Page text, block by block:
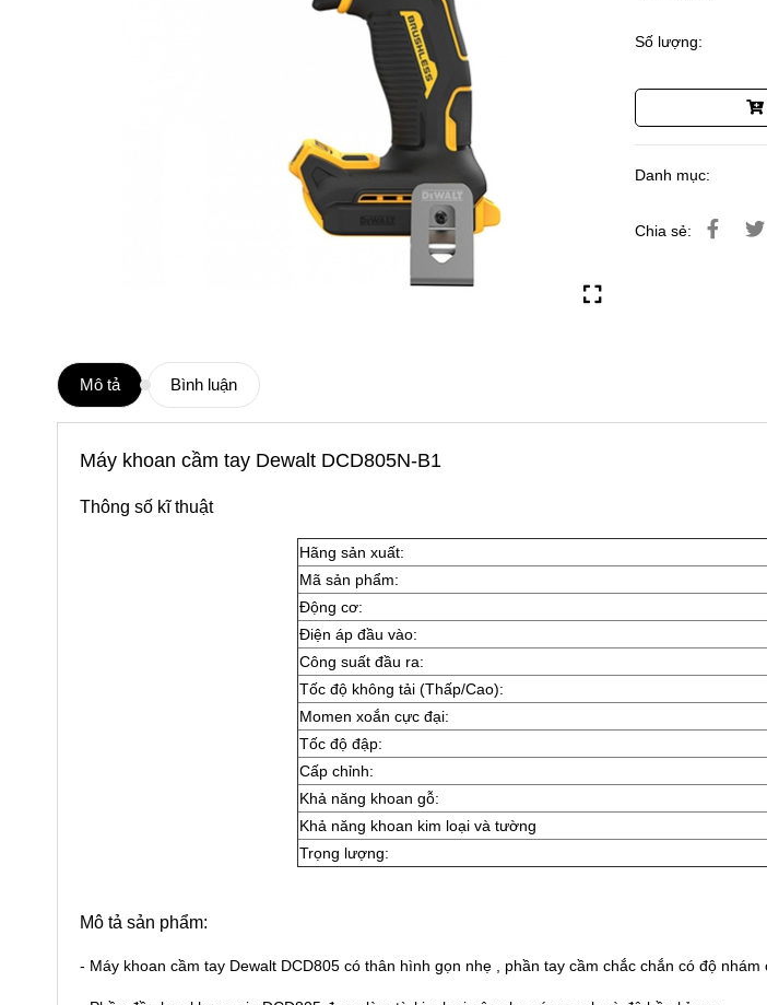
Số lượng:
Danh mục:
Chia sẻ:
Mô tả Bình luận
Máy khoan cầm tay Dewalt DCD805N-B1
Thông số kĩ thuật
Hãng sản xuất:
Mã sản phẩm:
Động cơ:
Điện áp đầu vào:
Công suất đầu ra:
Tốc độ không tải (Thấp/Cao):
Momen xoắn cực đại:
Tốc độ đập:
Cấp chỉnh:
Khả năng khoan gỗ:
Khả năng khoan kim loại và tường
Trọng lượng:
Mô tả sản phẩm:
- Máy khoan cầm tay Dewalt DCD805 có thân hình gọn nhẹ , phần tay cầm chắc chắn có độ